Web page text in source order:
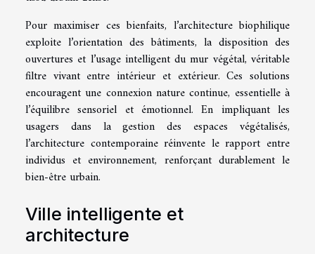
Pour maximiser ces bienfaits, l’architecture biophilique
exploite l’orientation des bâtiments, la disposition des
ouvertures et l’usage intelligent du mur végétal, véritable
filtre vivant entre intérieur et extérieur. Ces solutions
encouragent une connexion nature continue, essentielle à
l’équilibre sensoriel et émotionnel. En impliquant les
usagers dans la gestion des espaces végétalisés,
l’architecture contemporaine réinvente le rapport entre
individus et environnement, renforçant durablement le
bien-être urbain.
Ville intelligente et
architecture